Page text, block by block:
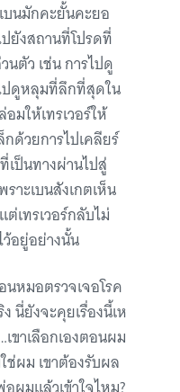
บนมักคะยั้นคะยอ
ปยังสถานที่โปรดที่
ตัว เช่น การไปดู
ปดูหลุมที่ลึกที่สุดใน
มให้เทรเวอร์ให้
ด้วยการไปเคลียร์
ป็นทางผ่านไปสู่
าะเบนสังเกตเห็น
เทรเวอร์กลับไม่
อยู่อย่างนั้น
หมอตรวจเจอโรค
นี่ยังจะคุยเรื่องนี้เห
ขาเลือกเองตอนผม
ช่ผม เขาต้องรับผล